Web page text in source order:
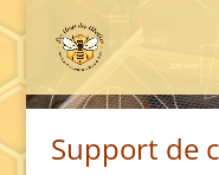
Support de